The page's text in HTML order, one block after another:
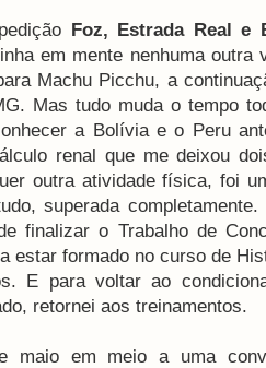
Foz, Estrada Real e
em mente nenhuma
Machu Picchu, a
Mas tudo muda o tempo
a Bolívia e o Peru
renal que me deixou
outra atividade física, foi
superada
finalizar o Trabalho de
estar formado no curso de
E para voltar ao
retornei aos treinamentos.
maio em meio a uma